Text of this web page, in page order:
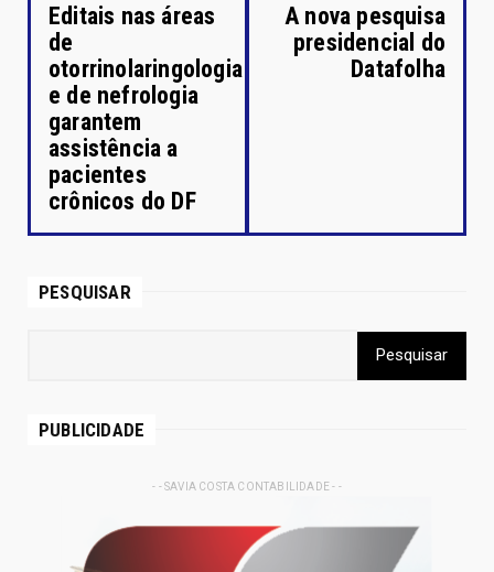
Editais nas áreas
de
otorrinolaringologia
e de nefrologia
garantem
assistência a
pacientes
crônicos do DF
A nova pesquisa
presidencial do
Datafolha
PESQUISAR
PUBLICIDADE
- - SAVIA COSTA CONTABILIDADE - -